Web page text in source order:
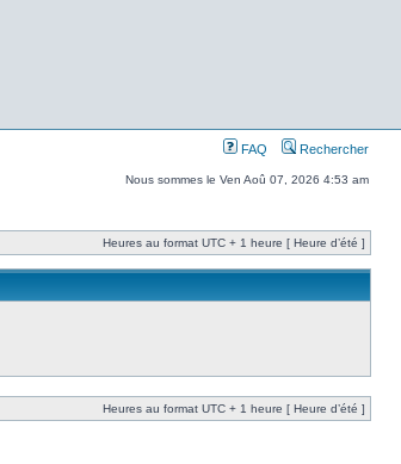
FAQ Rechercher
Nous sommes le Ven Aoû 07, 2026 4:53 am
Heures au format UTC + 1 heure [ Heure d’été ]
Heures au format UTC + 1 heure [ Heure d’été ]